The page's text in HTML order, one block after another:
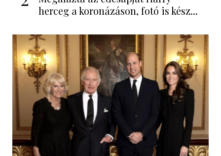
herceg a koronázáson, fotó is kész...